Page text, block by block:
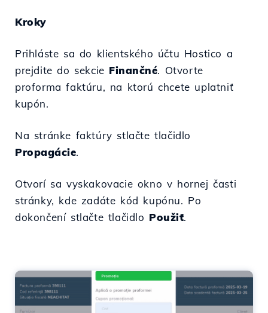
Kroky
Prihláste sa do klientského účtu Hostico a
prejdite do sekcie Finančné. Otvorte
proforma faktúru, na ktorú chcete uplatniť
kupón.
Na stránke faktúry stlačte tlačidlo
Propagácie.
Otvorí sa vyskakovacie okno v hornej časti
stránky, kde zadáte kód kupónu. Po
dokončení stlačte tlačidlo Použiť.